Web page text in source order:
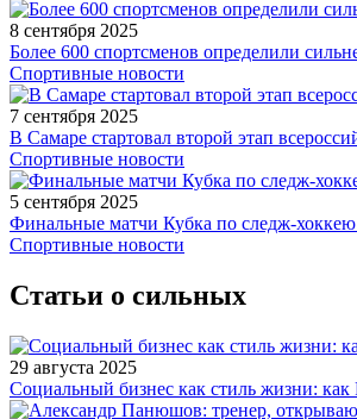
8 сентября 2025
Более 600 спортсменов определили
Спортивные новости
7 сентября 2025
В Самаре стартовал второй этап
Спортивные новости
5 сентября 2025
Финальные матчи Кубка по следж-
Спортивные новости
Статьи о сильных
29 августа 2025
Социальный бизнес как стиль жизни: как